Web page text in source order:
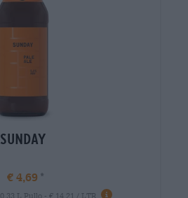
Sunday
€ 4,69
0,33 L Pullo - € 14,21 / LTR Info